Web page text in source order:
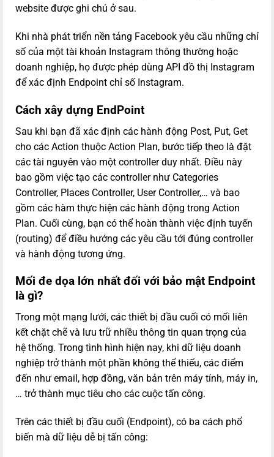
website được ghi chú ở sau.
Khi nhà phát triển nền tảng Facebook yêu cầu những chỉ
số của một tài khoản Instagram thông thường hoặc
doanh nghiệp, họ được phép dùng API đồ thị Instagram
để xác định Endpoint chỉ số Instagram.
Cách xây dựng EndPoint
Sau khi bạn đã xác định các hành động Post, Put, Get
cho các Action thuộc Action Plan, bước tiếp theo là đặt
các tài nguyên vào một controller duy nhất. Điều này
bao gồm việc tạo các controller như Categories
Controller, Places Controller, User Controller,… và bao
gồm các hàm thực hiện các hành động trong Action
Plan. Cuối cùng, bạn có thể hoàn thành việc định tuyến
(routing) để điều hướng các yêu cầu tới đúng controller
và hành động tương ứng.
Mối đe dọa lớn nhất đối với bảo mật Endpoint
là gì?
Trong một mạng lưới, các thiết bị đầu cuối có mối liên
kết chặt chẽ và lưu trữ nhiều thông tin quan trọng của
hệ thống. Trong tình hình hiện nay, khi dữ liệu doanh
nghiệp trở thành một phần không thể thiếu, các điểm
đến như email, hợp đồng, văn bản trên máy tính, máy in,
… trở thành mục tiêu cho các cuộc tấn công.
Trên các thiết bị đầu cuối (Endpoint), có ba cách phổ
biến mà dữ liệu dễ bị tấn công: